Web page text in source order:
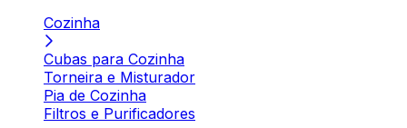
Cozinha
Cubas para Cozinha
Torneira e Misturador
Pia de Cozinha
Filtros e Purificadores